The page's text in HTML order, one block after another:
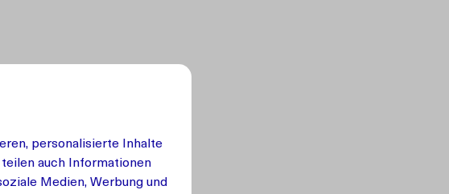
personalisierte Inhalte
auch Informationen
Medien, Werbung und